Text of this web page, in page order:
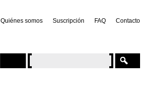
Quiénes somos Suscripción FAQ Contacto